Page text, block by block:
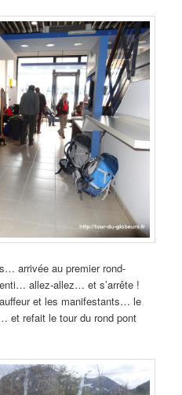
arrivée au premier rond-
allez-allez… et s’arrête !
et les manifestants… le
et refait le tour du rond pont